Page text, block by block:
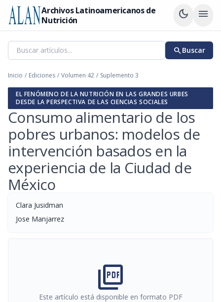
Archivos Latinoamericanos de
Nutrición
dark_mode menu
searchBuscar
Inicio / Ediciones / Volumen 42 / Suplemento 3
EL FENÓMENO DE LA NUTRICIÓN EN LAS GRANDES URBES
DESDE LA PERSPECTIVA DE LAS CIENCIAS SOCIALES
Consumo alimentario de los
pobres urbanos: modelos de
intervención basados en la
experiencia de la Ciudad de
México
Clara Jusidman
Jose Manjarrez
picture_as_pdf
Este artículo está disponible en formato PDF